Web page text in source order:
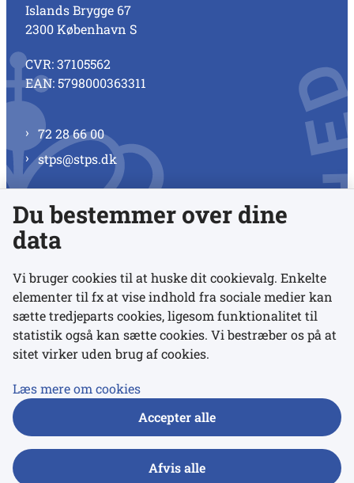
Islands Brygge 67
2300 København S
CVR: 37105562
EAN: 5798000363311
72 28 66 00
stps@stps.dk
Se alle kontaktnumre
Links
Udgivelser
Du bestemmer over dine
data
Vi bruger cookies til at huske dit cookievalg. Enkelte
elementer til fx at vise indhold fra sociale medier kan
sætte tredjeparts cookies, ligesom funktionalitet til
statistik også kan sætte cookies. Vi bestræber os på at
sitet virker uden brug af cookies.
Læs mere om cookies
Accepter alle
Afvis alle